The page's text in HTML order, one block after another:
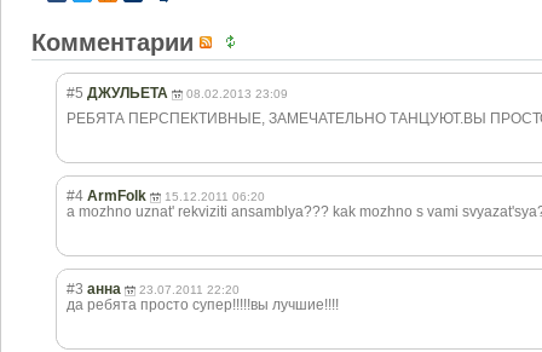
Комментарии
#5 ДЖУЛЬЕТА 08.02.2013 23:09
РЕБЯТА ПЕРСПЕКТИВНЫЕ, ЗАМЕЧАТЕЛЬНО ТАНЦУЮТ.ВЫ
#4 ArmFolk 15.12.2011 06:20
a mozhno uznat' rekviziti ansamblya??? kak mozhno s vami
#3 анна 23.07.2011 22:20
да ребята просто супер!!!!!вы лучшие!!!!